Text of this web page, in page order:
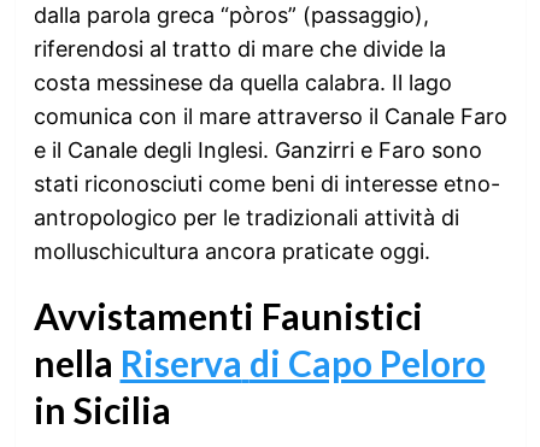
dalla parola greca “pòros” (passaggio),
riferendosi al tratto di mare che divide la
costa messinese da quella calabra. Il lago
comunica con il mare attraverso il Canale Faro
e il Canale degli Inglesi. Ganzirri e Faro sono
stati riconosciuti come beni di interesse etno-
antropologico per le tradizionali attività di
molluschicultura ancora praticate oggi.
Avvistamenti Faunistici
nella Riserva di Capo Peloro
in Sicilia